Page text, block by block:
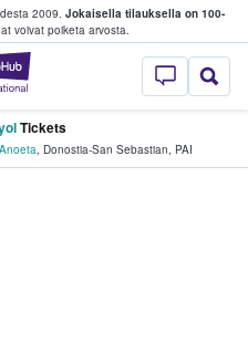
2009. Jokaisella tilauksella on 100-
voivat poiketa arvosta.
StubHub -
lippuja
Tickets
, Donostia-San Sebastian, PAI